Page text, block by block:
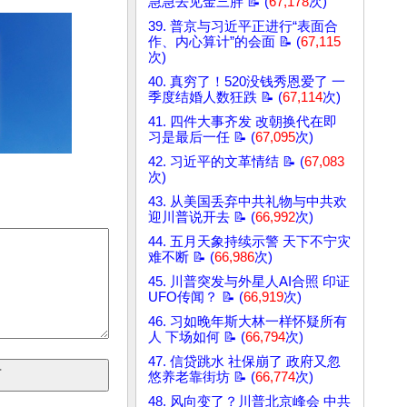
39. 普京与习近平正进行“表面合
作、内心算计”的会面 📝 (67,115
次)
40. 真穷了！520没钱秀恩爱了 一
季度结婚人数狂跌 📝 (67,114次)
41. 四件大事齐发 改朝换代在即
习是最后一任 📝 (67,095次)
42. 习近平的文革情结 📝 (67,083
次)
43. 从美国丢弃中共礼物与中共欢
迎川普说开去 📝 (66,992次)
44. 五月天象持续示警 天下不宁灾
难不断 📝 (66,986次)
45. 川普突发与外星人AI合照 印证
UFO传闻？ 📝 (66,919次)
46. 习如晚年斯大林一样怀疑所有
人 下场如何 📝 (66,794次)
47. 信贷跳水 社保崩了 政府又忽
悠养老靠街坊 📝 (66,774次)
48. 风向变了？川普北京峰会 中共